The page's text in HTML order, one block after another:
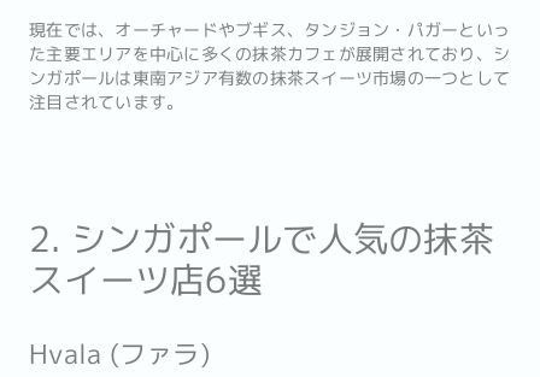
現在では、オーチャードやブギス、タンジョン・パガーといっ
た主要エリアを中心に多くの抹茶カフェが展開されており、シ
ンガポールは東南アジア有数の抹茶スイーツ市場の一つとして
注目されています。
2. シンガポールで人気の抹茶
スイーツ店6選
Hvala (ファラ)